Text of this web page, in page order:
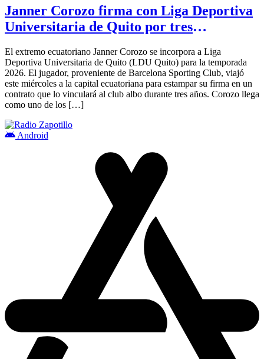
Janner Corozo firma con Liga Deportiva
Universitaria de Quito por tres
El extremo ecuatoriano Janner Corozo se incorpora a Liga
Deportiva Universitaria de Quito (LDU Quito) para la temporada
2026. El jugador, proveniente de Barcelona Sporting Club, viajó
este miércoles a la capital ecuatoriana para estampar su firma en un
contrato que lo vinculará al club albo durante tres años. Corozo llega
como uno de los […]
Android